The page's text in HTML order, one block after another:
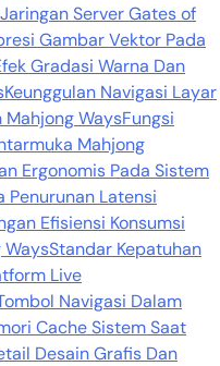
Server Gates of
Gambar Vektor Pada
Gradasi Warna Dan
Keunggulan Navigasi Layar
WaysFungsi
Mahjong
Ergonomis Pada Sistem
Penurunan Latensi
Efisiensi Konsumsi
WaysStandar Kepatuhan
Live
Navigasi Dalam
Cache Sistem Saat
Desain Grafis Dan